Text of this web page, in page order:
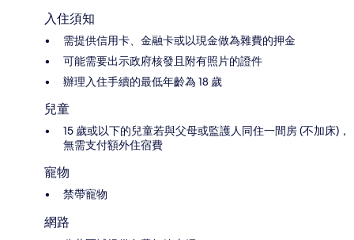
入住須知
需提供信用卡、金融卡或以現金做為雜費的押金
可能需要出示政府核發且附有照片的證件
辦理入住手續的最低年齡為 18 歲
兒童
15 歲或以下的兒童若與父母或監護人同住一間房 (不加床)，
無需支付額外住宿費
寵物
禁帶寵物
網路